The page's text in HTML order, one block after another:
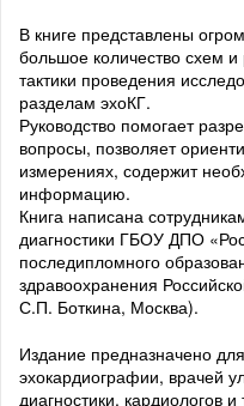
В книге представлены
большое количество схем
тактики проведения
разделам эхоКГ.
Руководство помогает
вопросы, позволяет
измерениях, содержит
информацию.
Книга написана
диагностики ГБОУ ДПО
последипломного
здравоохранения
С.П. Боткина, Москва).
Издание предназначено
эхокардиографии, врачей
диагностики, кардиологов и